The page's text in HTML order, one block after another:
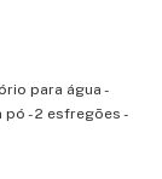
para água -
- 2 esfregões -